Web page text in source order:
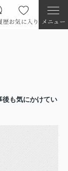
歴お気に入り メニュー
後も気にかけてい